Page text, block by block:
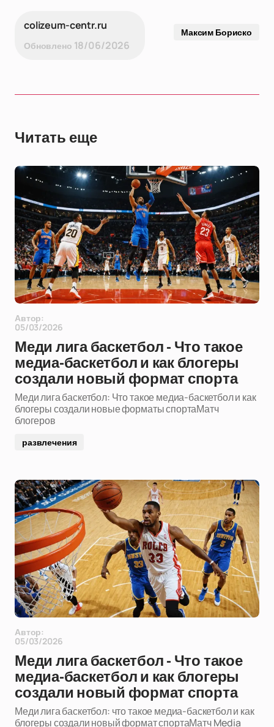
colizeum-centr.ru
Обновлено 18/06/2026
Максим Бориско
Читать еще
Автор:
05/03/2026
Меди лига баскетбол - Что такое
медиа-баскетбол и как блогеры
создали новый формат спорта
Меди лига баскетбол: Что такое медиа-баскетбол и как
блогеры создали новые форматы спортаМатч
блогеров
развлечения
Автор:
05/03/2026
Меди лига баскетбол - Что такое
медиа-баскетбол и как блогеры
создали новый формат спорта
Меди лига баскетбол: что такое медиа-баскетбол и как
блогеры создали новый формат спортаМатч Media